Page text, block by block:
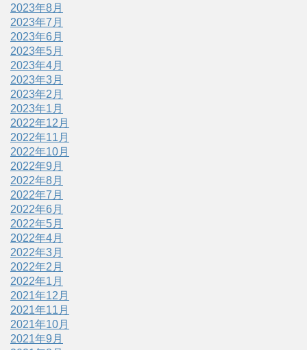
2023年8月
2023年7月
2023年6月
2023年5月
2023年4月
2023年3月
2023年2月
2023年1月
2022年12月
2022年11月
2022年10月
2022年9月
2022年8月
2022年7月
2022年6月
2022年5月
2022年4月
2022年3月
2022年2月
2022年1月
2021年12月
2021年11月
2021年10月
2021年9月